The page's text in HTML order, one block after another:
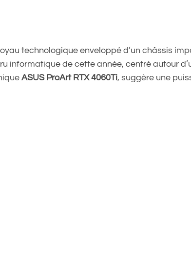
technologique enveloppé d’un châssis
informatique de cette année, centré autour
ASUS ProArt RTX 4060Ti, suggère une